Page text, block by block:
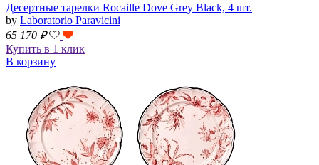
Десертные тарелки Rocaille Dove Grey Black, 4 шт.
by Laboratorio Paravicini
65 170 ₽
Купить в 1 клик
В корзину